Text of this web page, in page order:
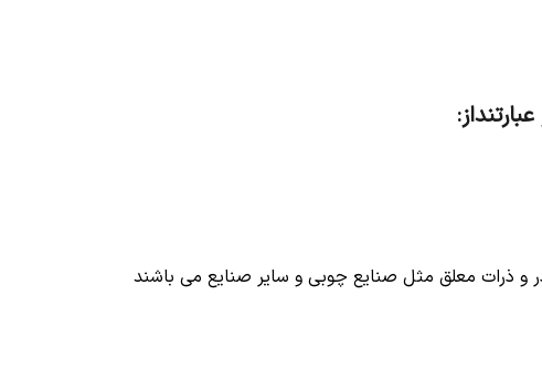
و ذرات معلق مثل صنایع چوبی و سایر صنایع می باشند